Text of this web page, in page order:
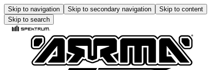
Skip to navigation Skip to secondary navigation
Skip to content
Skip to search